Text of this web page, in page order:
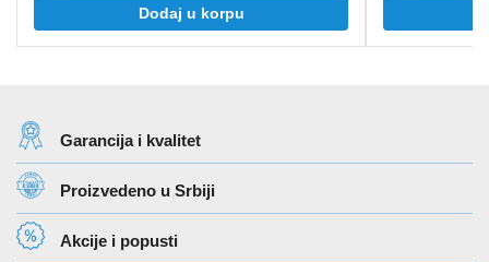
Dodaj u korpu
Garancija i kvalitet
Proizvedeno u Srbiji
Akcije i popusti